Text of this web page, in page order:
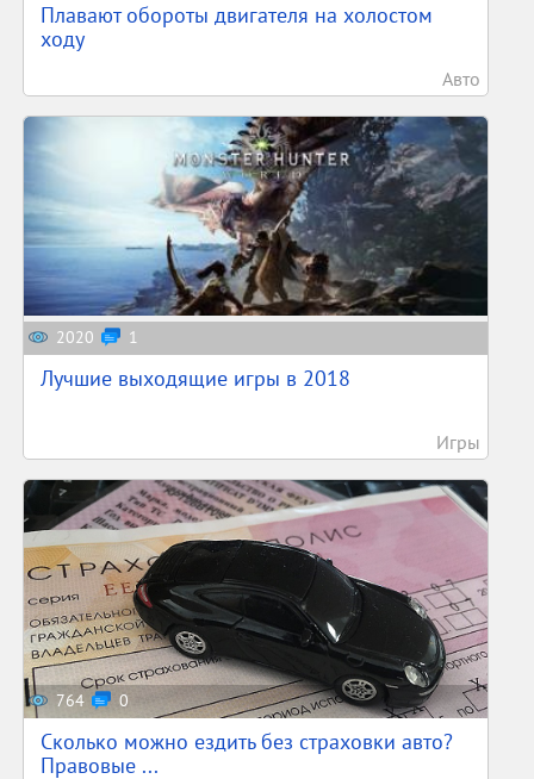
Плавают обороты двигателя на холостом
ходу
Авто
2020 1
Лучшие выходящие игры в 2018
Игры
764 0
Сколько можно ездить без страховки авто?
Правовые ...